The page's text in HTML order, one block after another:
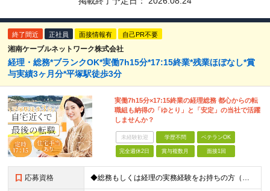
終了間近 正社員 面接情報有 自己PR不要
湘南ケーブルネットワーク株式会社
経理・総務*ブランクOK*実働7h15分*17:15終業*残業ほぼなし*賞
与実績3ヶ月分*平塚駅徒歩3分
実働7h15分×17:15終業の経理総務 都心からの転
職組も納得の「ゆとり」と「安定」の当社で活躍
しませんか？
未経験歓迎 学歴不問 ベテランOK
完全週休2日 賞与複数月 面接1回
応募資格 ◆総務もしくは経理の実務経験をお持ちの方（年数不問・ブランクOK） ※学歴不問 ＼こんな方にオススメです！／ ◎これまでは都内に通っていたが湘南で腰を据えて働きたい ◎経理の仕事は好きだけど残業続き